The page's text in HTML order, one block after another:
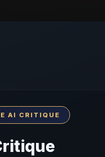
AI CRITIQUE